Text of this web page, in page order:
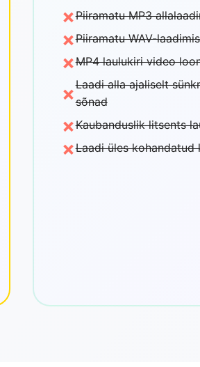
×Piiramatu MP3
×Piiramatu WAV-
×MP4 laulukiri video
×Laadi alla ajaliselt
sõnad
×Kaubanduslik litsents
×Laadi üles kohandatud